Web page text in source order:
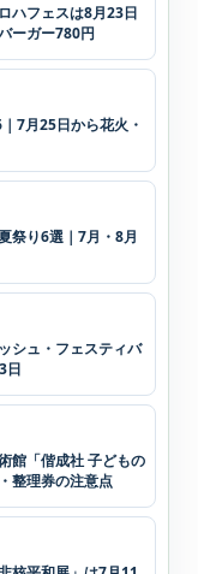
ハフェスは8月23日
ーガー780円
7月25日から花火・
祭り6選｜7月・8月
シュ・フェスティバ
日
館「偕成社 子どもの
整理券の注意点